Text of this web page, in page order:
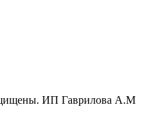
ИП Гаврилова А.М